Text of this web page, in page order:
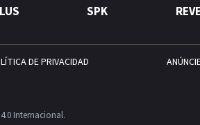
SPK
DE PRIVACIDAD
Internacional.